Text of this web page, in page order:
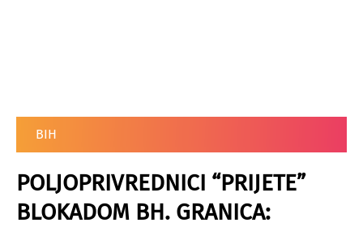
BIH
POLJOPRIVREDNICI “PRIJETE”
BLOKADOM BH. GRANICA: